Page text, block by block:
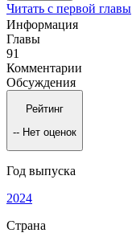
Читать с первой главы
Информация
Главы
91
Комментарии
Обсуждения
Рейтинг
-- Нет оценок
Год выпуска
2024
Страна